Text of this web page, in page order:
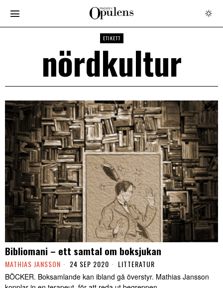
ETIKETT
nördkultur
Bibliomani – ett samtal om boksjukan
MATHIAS JANSSON 24 SEP 2020 LITTERATUR
BÖCKER. Boksamlande kan ibland gå överstyr. Mathias Jansson